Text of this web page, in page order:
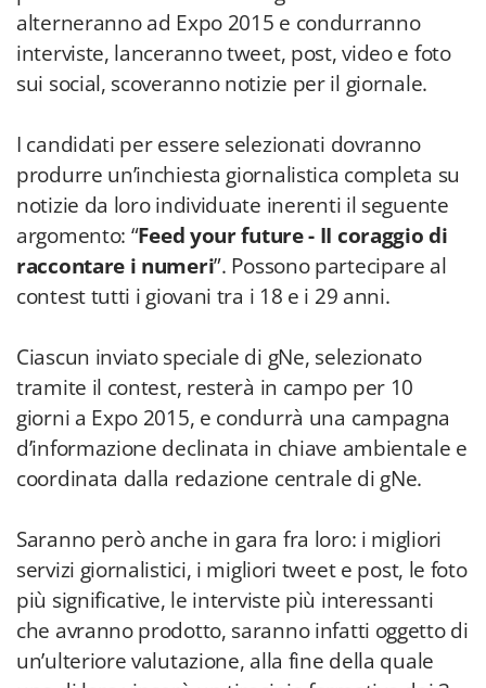
alterneranno ad Expo 2015 e condurranno
interviste, lanceranno tweet, post, video e foto
sui social, scoveranno notizie per il giornale.
I candidati per essere selezionati dovranno
produrre un’inchiesta giornalistica completa su
notizie da loro individuate inerenti il seguente
argomento: “Feed your future - II coraggio di
raccontare i numeri”. Possono partecipare al
contest tutti i giovani tra i 18 e i 29 anni.
Ciascun inviato speciale di gNe, selezionato
tramite il contest, resterà in campo per 10
giorni a Expo 2015, e condurrà una campagna
d’informazione declinata in chiave ambientale e
coordinata dalla redazione centrale di gNe.
Saranno però anche in gara fra loro: i migliori
servizi giornalistici, i migliori tweet e post, le foto
più significative, le interviste più interessanti
che avranno prodotto, saranno infatti oggetto di
un’ulteriore valutazione, alla fine della quale